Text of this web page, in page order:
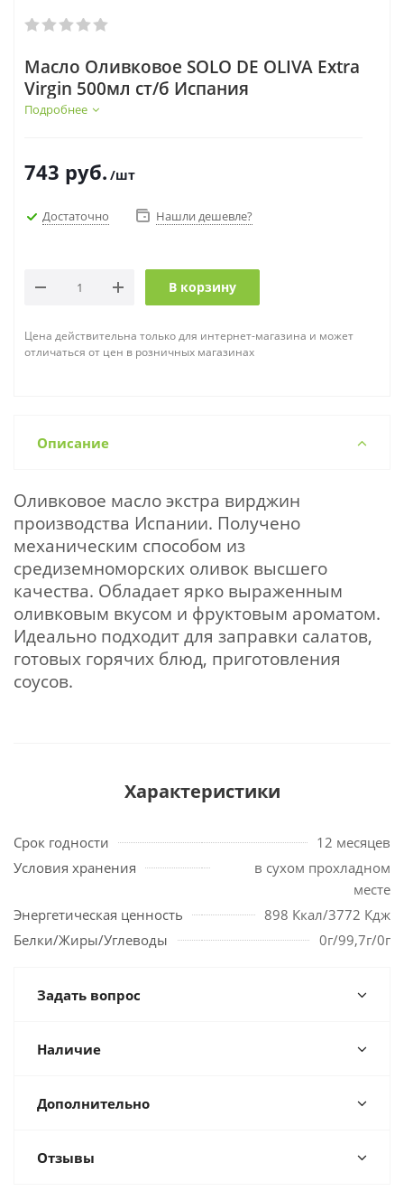
Масло Оливковое SOLO DE OLIVA Extra
Virgin 500мл ст/б Испания
Подробнее
743 руб. /шт
Достаточно Нашли дешевле?
В корзину
Цена действительна только для интернет-магазина и может
отличаться от цен в розничных магазинах
Описание
Оливковое масло экстра вирджин
производства Испании. Получено
механическим способом из
средиземноморских оливок высшего
качества. Обладает ярко выраженным
оливковым вкусом и фруктовым ароматом.
Идеально подходит для заправки салатов,
готовых горячих блюд, приготовления
соусов.
Характеристики
Срок годности
12 месяцев
Условия хранения
в сухом прохладном
месте
Энергетическая ценность
898 Ккал/3772 Кдж
Белки/Жиры/Углеводы
0г/99,7г/0г
Задать вопрос
Наличие
Дополнительно
Отзывы